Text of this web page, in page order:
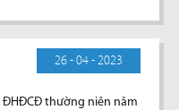
26 - 04 - 2023
ĐHĐCĐ thường niên năm